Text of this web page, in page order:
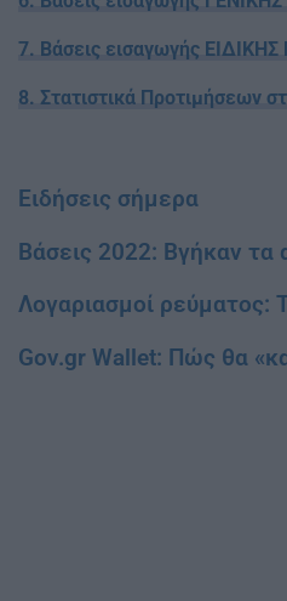
7. Βάσεις εισαγωγής
8. Στατιστικά Προτιμήσεων
Ειδήσεις σήμερα
Βάσεις 2022: Βγήκαν τα
Λογαριασμοί ρεύματος:
Gov.gr Wallet: Πώς θα